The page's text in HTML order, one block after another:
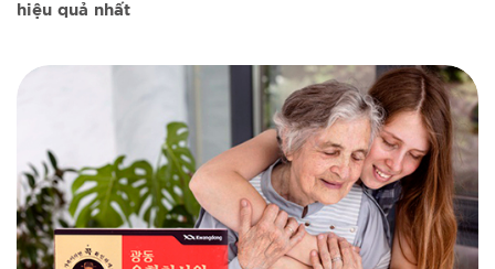
hiệu quả nhất